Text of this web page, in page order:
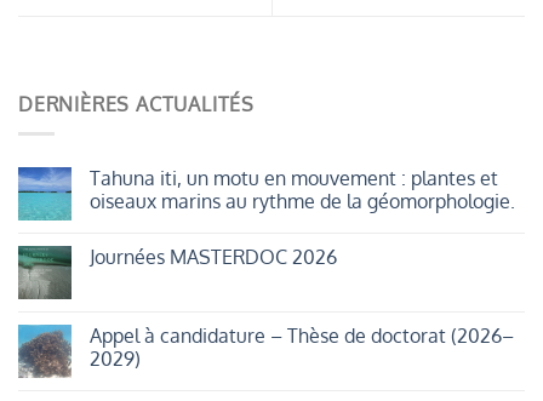
DERNIÈRES ACTUALITÉS
Tahuna iti, un motu en mouvement : plantes et
oiseaux marins au rythme de la géomorphologie.
sur
en
mouvement
:
Journées MASTERDOC 2026
Journées
MASTERDOC
2026
Appel à candidature – Thèse de doctorat (2026–
2029)